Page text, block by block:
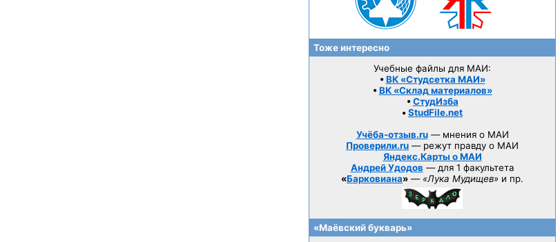
Тоже интересно
Учебные файлы для МАИ:
• ВК «Студсетка МАИ»
• ВК «Склад материалов»
• СтудИзба
• StudFile.net
Учёба-отзыв.ru— мнения о МАИ
Проверили.ru — режут правду о МАИ
Яндекс.Карты о МАИ
Андрей Удодов — для 1 факультета
«Барковиана» — «Лука Мудищев» и пр.
«Маёвский букварь»